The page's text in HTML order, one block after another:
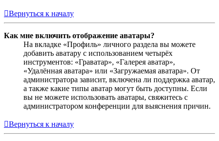
Вернуться к началу
Как мне включить отображение аватары?
На вкладке «Профиль» личного раздела вы можете
добавить аватару с использованием четырёх
инструментов: «Граватар», «Галерея аватар»,
«Удалённая аватара» или «Загружаемая аватара». От
администратора зависит, включена ли поддержка аватар,
а также какие типы аватар могут быть доступны. Если
вы не можете использовать аватары, свяжитесь с
администратором конференции для выяснения причин.
Вернуться к началу